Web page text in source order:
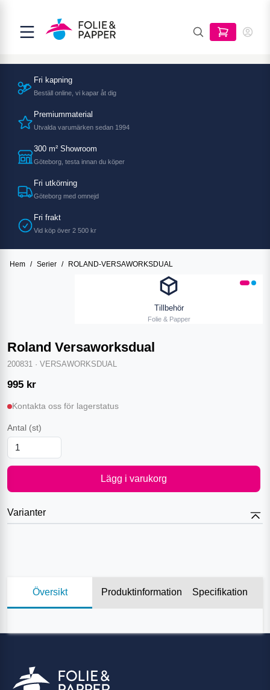
Fri kapning
Beställ online, vi kapar åt dig
Premiummaterial
Utvalda varumärken sedan 1994
300 m² Showroom
Göteborg, testa innan du köper
Fri utkörning
Göteborg med omnejd
Fri frakt
Vid köp över 2 500 kr
Hem / Serier / ROLAND-VERSAWORKSDUAL
Tillbehör
Folie & Papper
Roland Versaworksdual
200831 · VERSAWORKSDUAL
995 kr
Kontakta oss för lagerstatus
Antal (st)
Lägg i varukorg
Varianter
Översikt Produktinformation Specifikation